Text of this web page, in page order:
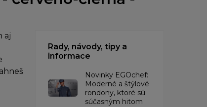
aj
Rady, návody, tipy a
informace
Novinky EGOchef:
Moderné a štýlové
rondony, ktoré sú
súčasným hitom